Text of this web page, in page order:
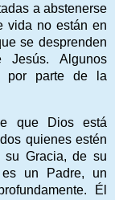
a abstenerse
vida no están en
se desprenden
Algunos
por parte de la
que Dios está
quienes estén
su Gracia, de su
es un Padre, un
Él